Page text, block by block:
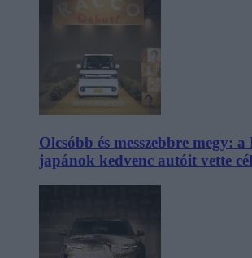
Olcsóbb és messzebbre megy:
japánok kedvenc autóit vette